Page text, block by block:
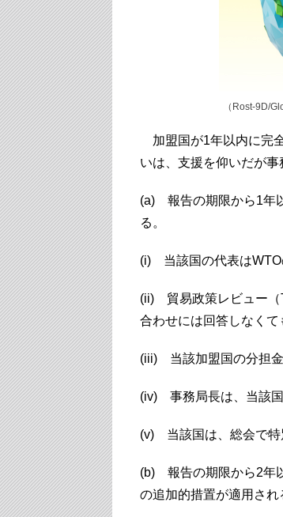
（Rost-9D/
加盟国が1年以内に完
いは、支援を仰いだが事
(a) 報告の期限から1年
る。
(i) 当該国の代表はWTO
(ii) 貿易政策レビュー（
合わせには回答しなくて
(iii) 当該加盟国の分担金
(iv) 事務局長は、当該国
(v) 当該国は、総会で特
(b) 報告の期限から2年
の追加的措置が適用され